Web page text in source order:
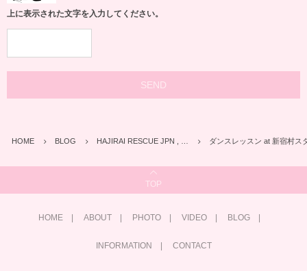
上に表示された文字を入力してください。
HOME BLOG HAJIRAI RESCUE JPN , … ダンスレッスン at 新宿村ス
TOP
HOME ABOUT PHOTO VIDEO BLOG
INFORMATION CONTACT